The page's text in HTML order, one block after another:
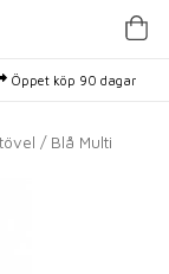
Öppet köp 90 dagar
/ Blå Multi